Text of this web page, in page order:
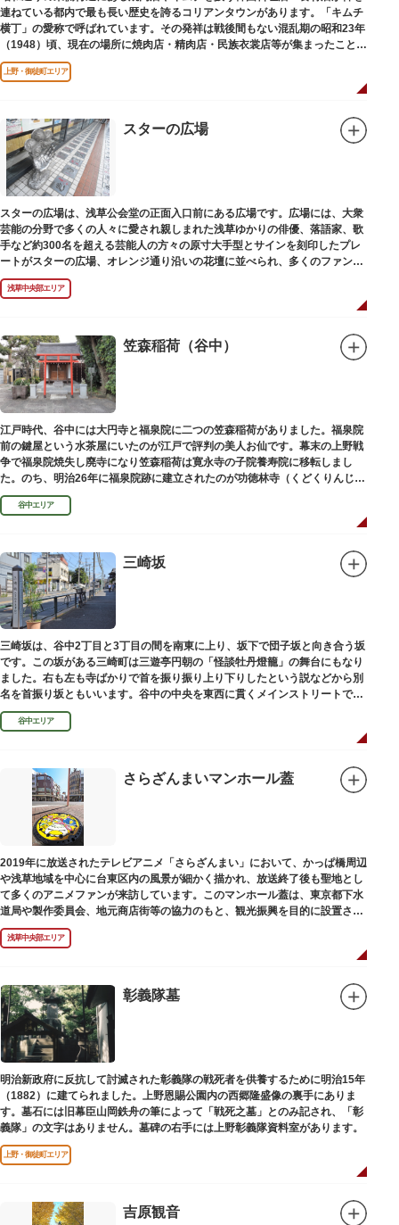
連ねている都内で最も長い歴史を誇るコリアンタウンがあります。「キムチ
横丁」の愛称で呼ばれています。その発祥は戦後間もない混乱期の昭和23年
（1948）頃、現在の場所に焼肉店・精肉店・民族衣裳店等が集まったことに
端を発しています。
上野・御徒町エリア
スターの広場
スターの広場は、浅草公会堂の正面入口前にある広場です。広場には、大衆
芸能の分野で多くの人々に愛され親しまれた浅草ゆかりの俳優、落語家、歌
手など約300名を超える芸能人の方々の原寸大手型とサインを刻印したプレ
ートがスターの広場、オレンジ通り沿いの花壇に並べられ、多くのファンに
親しまれています。
浅草中央部エリア
笠森稲荷（谷中）
江戸時代、谷中には大円寺と福泉院に二つの笠森稲荷がありました。福泉院
前の鍵屋という水茶屋にいたのが江戸で評判の美人お仙です。幕末の上野戦
争で福泉院焼失し廃寺になり笠森稲荷は寛永寺の子院養寿院に移転しまし
た。のち、明治26年に福泉院跡に建立されたのが功徳林寺（くどくりんじ）
で、明治末期には稲荷社が祀られました。
谷中エリア
三崎坂
三崎坂は、谷中2丁目と3丁目の間を南東に上り、坂下で団子坂と向き合う坂
です。この坂がある三崎町は三遊亭円朝の「怪談牡丹燈籠」の舞台にもなり
ました。右も左も寺ばかりで首を振り振り上り下りしたという説などから別
名を首振り坂ともいいます。谷中の中央を東西に貫くメインストリートで
す。
谷中エリア
さらざんまいマンホール蓋
2019年に放送されたテレビアニメ「さらざんまい」において、かっぱ橋周辺
や浅草地域を中心に台東区内の風景が細かく描かれ、放送終了後も聖地とし
て多くのアニメファンが来訪しています。このマンホール蓋は、東京都下水
道局や製作委員会、地元商店街等の協力のもと、観光振興を目的に設置され
ました。
描かれているのは、主人公である矢逆一稀、久慈悠、陣内燕太の3人が、か
っぱ橋に封印されていた謎のカッパ型生命体“ケッピ”によって河童の姿に変
設置年月日：令和3年4月13日
浅草中央部エリア
彰義隊墓
明治新政府に反抗して討滅された彰義隊の戦死者を供養するために明治15年
（1882）に建てられました。上野恩賜公園内の西郷隆盛像の裏手にありま
す。墓石には旧幕臣山岡鉄舟の筆によって「戦死之墓」とのみ記され、「彰
義隊」の文字はありません。墓碑の右手には上野彰義隊資料室があります。
上野・御徒町エリア
吉原観音